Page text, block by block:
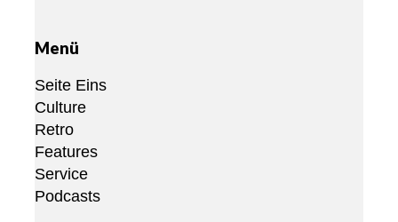
Menü
Seite Eins
Culture
Retro
Features
Service
Podcasts